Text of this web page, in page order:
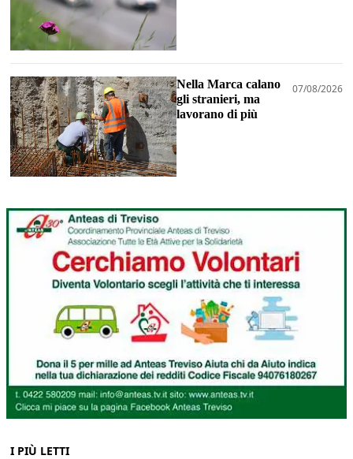
Nella Marca calano
gli stranieri, ma
lavorano di più
07/08/2026
I PIÙ LETTI